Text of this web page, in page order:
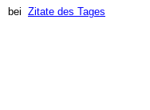
bei Zitate des Tages